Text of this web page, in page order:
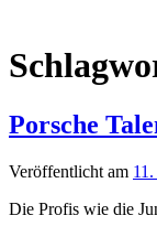
Porsche
Veröffentlicht am
Die Profis wie die